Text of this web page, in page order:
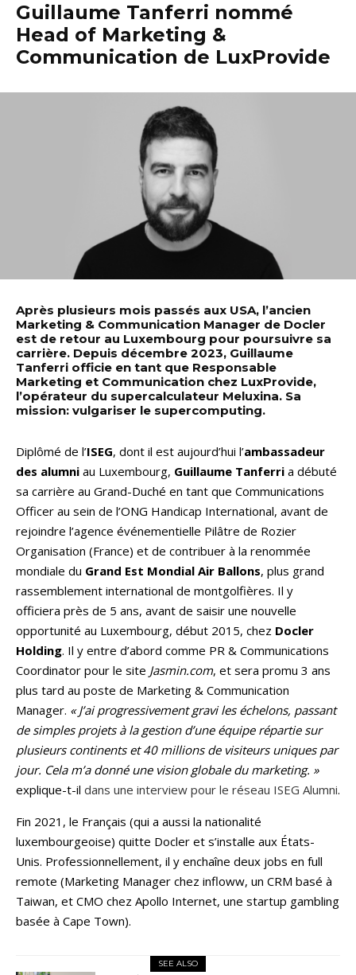
Guillaume Tanferri nommé
Head of Marketing &
Communication de LuxProvide
Après plusieurs mois passés aux USA, l’ancien
Marketing & Communication Manager de Docler
est de retour au Luxembourg pour poursuivre sa
carrière. Depuis décembre 2023, Guillaume
Tanferri officie en tant que Responsable
Marketing et Communication chez LuxProvide,
l’opérateur du supercalculateur Meluxina. Sa
mission: vulgariser le supercomputing.
Diplômé de l’ISEG, dont il est aujourd’hui l’ambassadeur
des alumni au Luxembourg, Guillaume Tanferri a débuté
sa carrière au Grand-Duché en tant que Communications
Officer au sein de l’ONG Handicap International, avant de
rejoindre l’agence événementielle Pilâtre de Rozier
Organisation (France) et de contribuer à la renommée
mondiale du Grand Est Mondial Air Ballons, plus grand
rassemblement international de montgolfières. Il y
officiera près de 5 ans, avant de saisir une nouvelle
opportunité au Luxembourg, début 2015, chez Docler
Holding. Il y entre d’abord comme PR & Communications
Coordinator pour le site Jasmin.com, et sera promu 3 ans
plus tard au poste de Marketing & Communication
Manager. « J’ai progressivement gravi les échelons, passant
de simples projets à la gestion d’une équipe répartie sur
plusieurs continents et 40 millions de visiteurs uniques par
jour. Cela m’a donné une vision globale du marketing. »
explique-t-il dans une interview pour le réseau ISEG Alumni.
Fin 2021, le Français (qui a aussi la nationalité
luxembourgeoise) quitte Docler et s’installe aux États-
Unis. Professionnellement, il y enchaîne deux jobs en full
remote (Marketing Manager chez infloww, un CRM basé à
Taiwan, et CMO chez Apollo Internet, une startup gambling
basée à Cape Town).
SEE ALSO